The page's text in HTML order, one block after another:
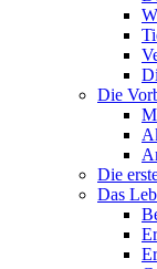
Die
Die
Das